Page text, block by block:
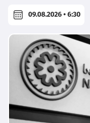
09.08.2026 • 6:30